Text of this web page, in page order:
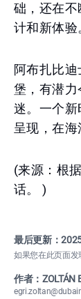
础，还在
计和新体验
阿布扎比
堡，有潜
迷。一个
呈现，在海
(来源：根
话。 )
最后更新：
如果您在此页面
作者：ZOLTÁN